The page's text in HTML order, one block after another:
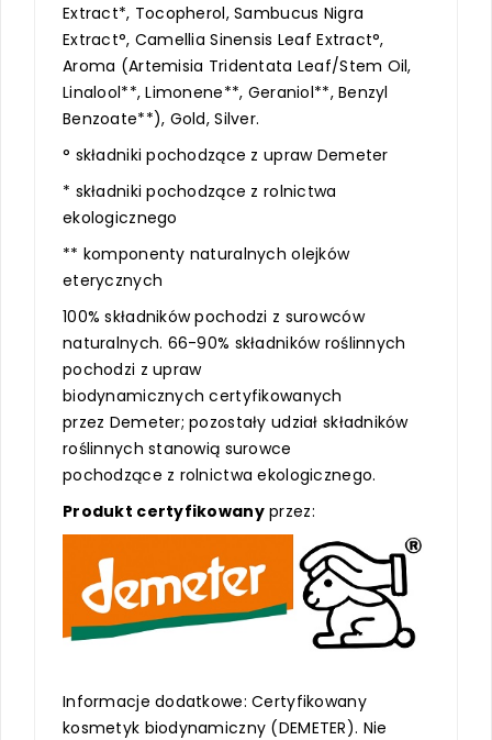
Extract*, Tocopherol, Sambucus Nigra
Extract°, Camellia Sinensis Leaf Extract°,
Aroma (Artemisia Tridentata Leaf/Stem Oil,
Linalool**, Limonene**, Geraniol**, Benzyl
Benzoate**), Gold, Silver.
° składniki pochodzące z upraw Demeter
* składniki pochodzące z rolnictwa
ekologicznego
** komponenty naturalnych olejków
eterycznych
100% składników pochodzi z surowców
naturalnych. 66-90% składników roślinnych
pochodzi z upraw
biodynamicznych certyfikowanych
przez Demeter; pozostały udział składników
roślinnych stanowią surowce
pochodzące z rolnictwa ekologicznego.
Produkt certyfikowanyprzez:
Informacje dodatkowe: Certyfikowany
kosmetyk biodynamiczny (DEMETER). Nie